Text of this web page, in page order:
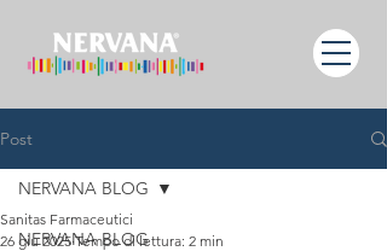
Post
NERVANA BLOG
NERVANA BLOG
Sanitas Farmaceutici
26 giu 2025 Tempo di lettura: 2 min